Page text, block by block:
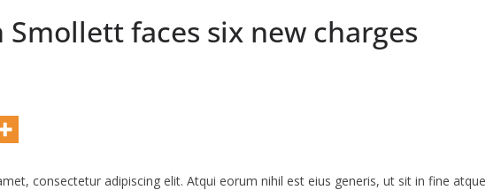
faces six new charges
consectetur adipiscing elit. Atqui eorum nihil est eius generis, ut sit in fine atque